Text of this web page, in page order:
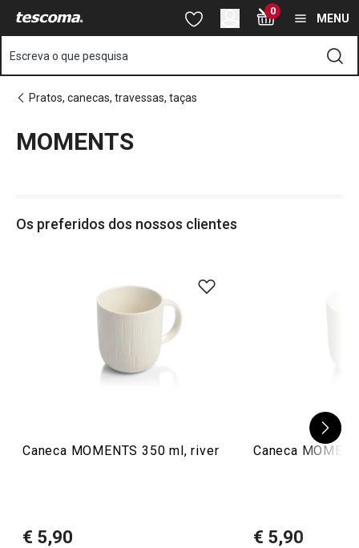
Saltar para o conteúdo principal
Saltar para a pesquisa
Saltar para a navegação 0
MENU
Escreva o que pesquisa
Pratos, canecas, travessas, taças
MOMENTS
Os preferidos dos nossos clientes
Caneca MOMENTS 350 ml, river
€ 5,90
Caneca
€ 5,90